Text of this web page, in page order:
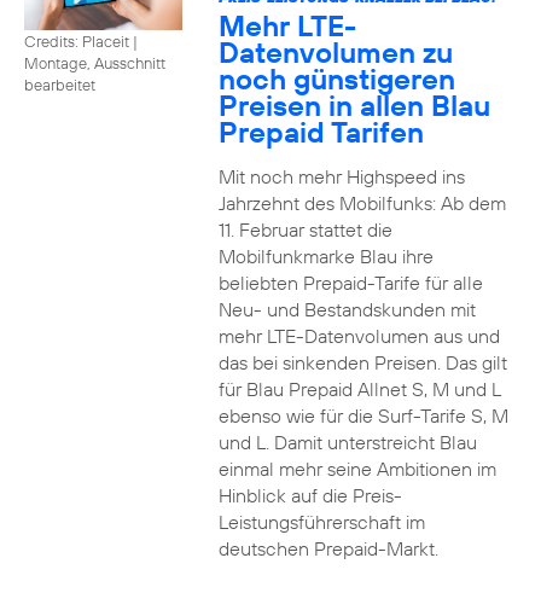
Credits: Placeit |
Montage, Ausschnitt
bearbeitet
Mehr LTE-
Datenvolumen zu
noch günstigeren
Preisen in allen Blau
Prepaid Tarifen
Mit noch mehr Highspeed ins
Jahrzehnt des Mobilfunks: Ab dem
11. Februar stattet die
Mobilfunkmarke Blau ihre
beliebten Prepaid-Tarife für alle
Neu- und Bestandskunden mit
mehr LTE-Datenvolumen aus und
das bei sinkenden Preisen. Das gilt
für Blau Prepaid Allnet S, M und L
ebenso wie für die Surf-Tarife S, M
und L. Damit unterstreicht Blau
einmal mehr seine Ambitionen im
Hinblick auf die Preis-
Leistungsführerschaft im
deutschen Prepaid-Markt.